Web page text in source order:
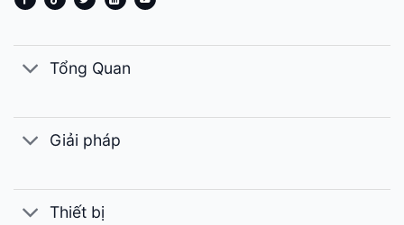
Tổng Quan
Giải pháp
Thiết bị